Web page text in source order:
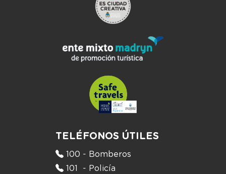
TELÉFONOS ÚTILES
100 - Bomberos
101 - Policía